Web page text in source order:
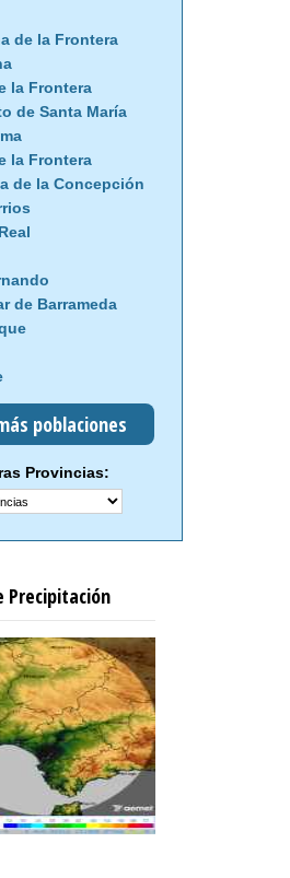
de la Frontera
la Frontera
de Santa María
la Frontera
de la Concepción
de Barrameda
poblaciones
Provincias:
Precipitación